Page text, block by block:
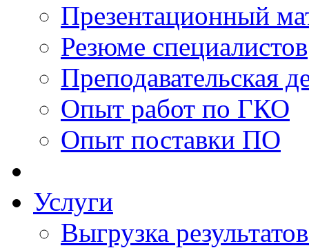
Презентационный
Резюме специалистов
Преподавательская
Опыт работ по ГКО
Опыт поставки ПО
Услуги
Выгрузка